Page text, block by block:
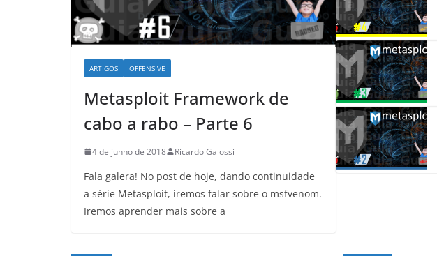
ARTIGOS OFFENSIVE
Metasploit Framework de
cabo a rabo – Parte 6
4 de junho de 2018 Ricardo Galossi
Fala galera! No post de hoje, dando continuidade
a série Metasploit, iremos falar sobre o msfvenom.
Iremos aprender mais sobre a